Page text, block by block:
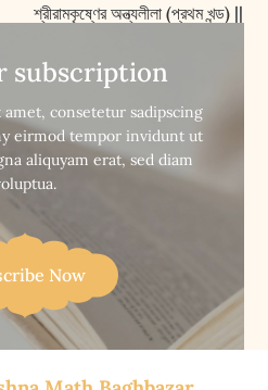
শ্রীরামকৃষ্ণের অন্ত্যলীলা (প্রথম খন্ড) ||
Antyalila (vol-1)
Buy Now
subscription
consetetur sadipscing
eirmod tempor invidunt ut
aliquyam erat, sed diam
Now